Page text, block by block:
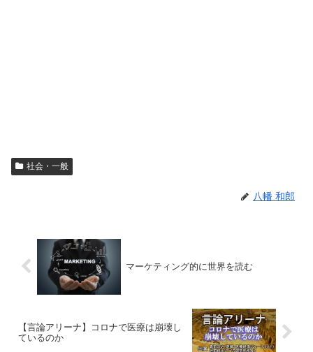
社会・一般
八幡 和郎
マーケティング的に世界を読む
【言論アリーナ】コロナで医療は崩壊し
ているのか